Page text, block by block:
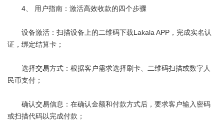
4、 用户指南：激活高效收款的四个步骤
设备激活：扫描设备上的二维码下载Lakala APP，完成实名认
证，绑定结算卡；
选择交易方式：根据客户需求选择刷卡、二维码扫描或数字人
民币支付；
确认交易信息：在确认金额和付款方式后，要求客户输入密码
或扫描代码以完成付款；